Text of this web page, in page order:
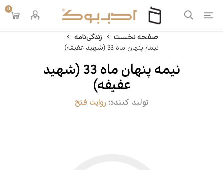
0
صفحه نخست
زندگی‌نامه
نیمه پنهان ماه 33 (شهید عفیفه)
نیمه پنهان ماه 33 (شهید
عفیفه)
تولید کننده: روایت فتح